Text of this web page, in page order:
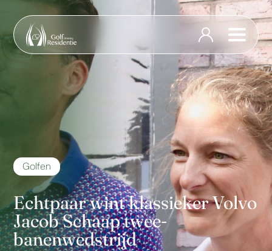
Golfen
Echtpaar wint klassieker Volvo
Jacob Schaap twee-
banenwedstrijd